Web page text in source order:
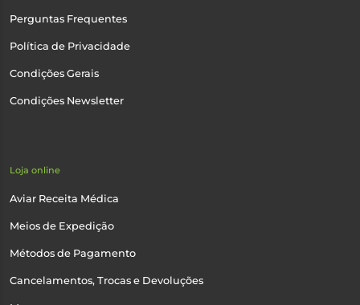
Perguntas Frequentes
Política de Privacidade
Condições Gerais
Condições Newsletter
Loja online
Aviar Receita Médica
Meios de Expedição
Métodos de Pagamento
Cancelamentos, Trocas e Devoluções